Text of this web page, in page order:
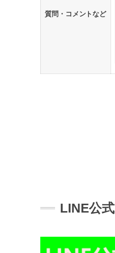
質問・コメントなど
LINE公式